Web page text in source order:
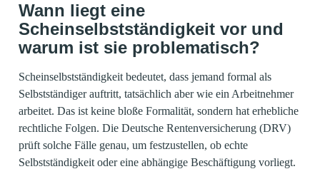
Wann liegt eine
Scheinselbstständigkeit vor und
warum ist sie problematisch?
Scheinselbstständigkeit bedeutet, dass jemand formal als
Selbstständiger auftritt, tatsächlich aber wie ein Arbeitnehmer
arbeitet. Das ist keine bloße Formalität, sondern hat erhebliche
rechtliche Folgen. Die Deutsche Rentenversicherung (DRV)
prüft solche Fälle genau, um festzustellen, ob echte
Selbstständigkeit oder eine abhängige Beschäftigung vorliegt.